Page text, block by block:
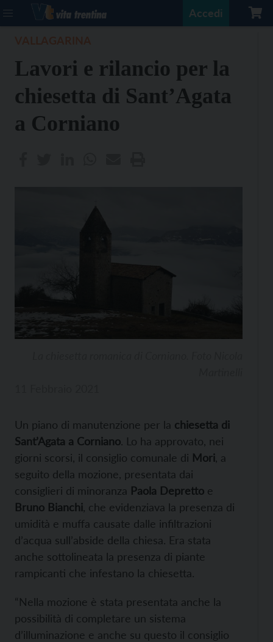
Accedi
Lavori e rilancio per la
chiesetta di Sant’Agata
a Corniano
Un piano di manutenzione per la chiesetta di
Sant’Agata a Corniano. Lo ha approvato, nei
giorni scorsi, il consiglio comunale di Mori , a
seguito della mozione, presentata dai
consiglieri di minoranza Paola Depretto e
Bruno Bianchi , che evidenziava la presenza di
umidità e muffa causate dalle infiltrazioni
d’acqua sull’abside della chiesa. Era stata
anche sottolineata la presenza di piante
rampicanti che infestano la chiesetta.
“Nella mozione è stata presentata anche la
possibilità di completare un sistema
d’illuminazione e anche su questo il consiglio